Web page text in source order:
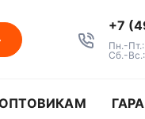
+7
Пн.-
Сб.-